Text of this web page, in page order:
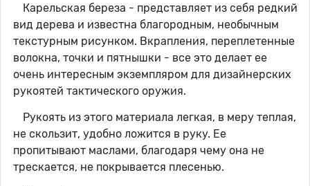
Карельская береза - представляет из себя редкий
вид дерева и известна благородным, необычным
текстурным рисунком. Вкрапления, переплетенные
волокна, точки и пятнышки - все это делает ее
очень интересным экземпляром для дизайнерских
рукоятей тактического оружия.
Рукоять из этого материала легкая, в меру теплая,
не скользит, удобно ложится в руку. Ее
пропитывают маслами, благодаря чему она не
трескается, не покрывается плесенью.